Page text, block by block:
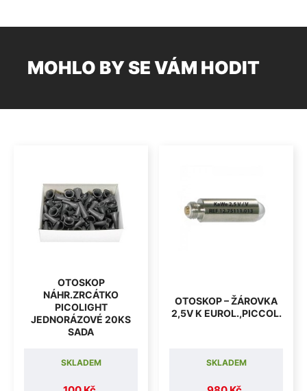
MOHLO BY SE VÁM HODIT
OTOSKOP
NÁHR.ZRCÁTKO
PICOLIGHT
JEDNORÁZOVÉ 20KS
SADA
SKLADEM
OTOSKOP – ŽÁROVKA
2,5V K EUROL.,PICCOL.
SKLADEM